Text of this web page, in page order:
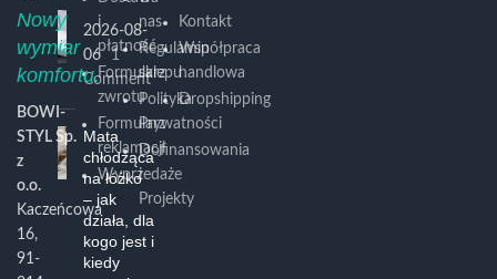
Nowy
wymiar
komfortu.
BOWI-
STYL Sp.
z
o.o.
Kaczeńcowa
16,
91-
2026-08-
06
1
Comment
Mata
chłodząca
na łóżko
– jak
działa, dla
kogo jest i
kiedy
i
płatność
Formularz
zwrotu
Formularz
reklamacji
Wyprzedaże
nas
Regulamin
sklepu
Polityka
Prywatności
Dofinansowania
i
Projekty
Kontakt
Współpraca
handlowa
Dropshipping